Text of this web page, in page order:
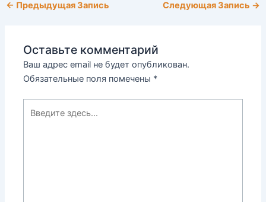
← Предыдущая Запись Следующая Запись →
Оставьте комментарий
Ваш адрес email не будет опубликован.
Обязательные поля помечены *
здесь...